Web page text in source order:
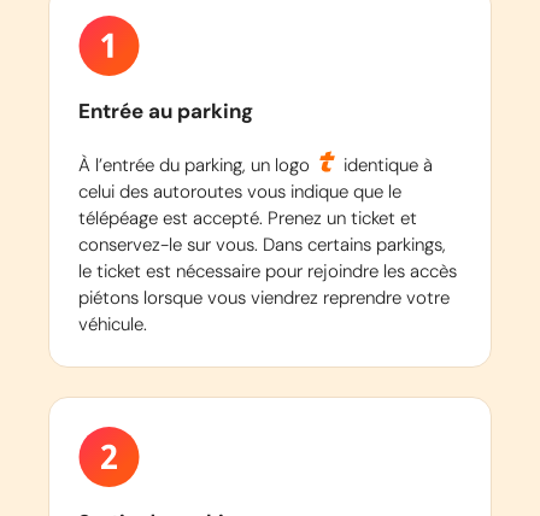
Entrée au parking
À l’entrée du parking, un logo
identique à
celui des autoroutes vous indique que le
télépéage est accepté. Prenez un ticket et
conservez-le sur vous. Dans certains parkings,
le ticket est nécessaire pour rejoindre les accès
piétons lorsque vous viendrez reprendre votre
véhicule.